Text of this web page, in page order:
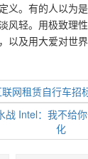
义。有的人以为
风轻。用极致理
以及用大爱对世
网租赁自行车招
战 Intel：我不给
化